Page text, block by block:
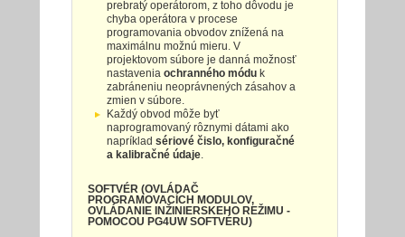
prebratý operátorom, z toho dôvodu je
chyba operátora v procese
programovania obvodov znížená na
maximálnu možnú mieru. V
projektovom súbore je danná možnosť
nastavenia ochranného móduk
zabráneniu neoprávnených zásahov a
zmien v súbore.
Každý obvod môže byť
naprogramovaný rôznymi dátami ako
napríklad sériové čislo, konfiguračné
a kalibračné údaje.
SOFTVÉR (OVLÁDAČ
PROGRAMOVACÍCH MODULOV,
OVLÁDANIE INŽINIERSKEHO REŽIMU -
POMOCOU PG4UW SOFTVÉRU)